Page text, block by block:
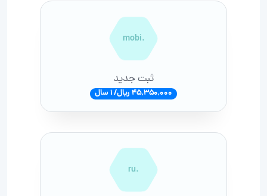
.mobi
ثبت جدید
45,350,000 ریال/ 1 سال
.ru